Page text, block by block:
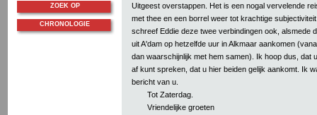
Uitgeest overstappen. Het is een nogal vervelende
met thee en een borrel weer tot krachtige
schreef Eddie deze twee verbindingen ook, alsmede
uit A'dam op hetzelfde uur in Alkmaar aankomen
dan waarschijnlijk met hem samen). Ik hoop dus, dat
af kunt spreken, dat u hier beiden gelijk aankomt. Ik
bericht van u.
Tot Zaterdag.
Vriendelijke groeten
ZOEK OP
CHRONOLOGIE